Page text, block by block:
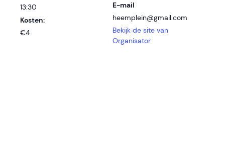
13:30
Kosten:
€4
E-mail
heemplein@gmail.com
Bekijk de site van
Organisator